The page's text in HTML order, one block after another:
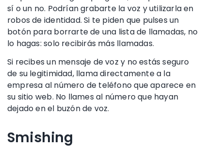
sí o un no. Podrían grabarte la voz y utilizarla en
robos de identidad. Si te piden que pulses un
botón para borrarte de una lista de llamadas, no
lo hagas: solo recibirás más llamadas.
Si recibes un mensaje de voz y no estás seguro
de su legitimidad, llama directamente a la
empresa al número de teléfonoque aparece en
su sitio web. No llames al número que hayan
dejado en el buzón de voz.
Smishing